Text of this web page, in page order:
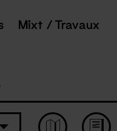
Mixt / Travaux